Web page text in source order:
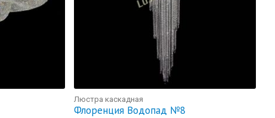
Люстра каскадная
Флоренция Водопад №8